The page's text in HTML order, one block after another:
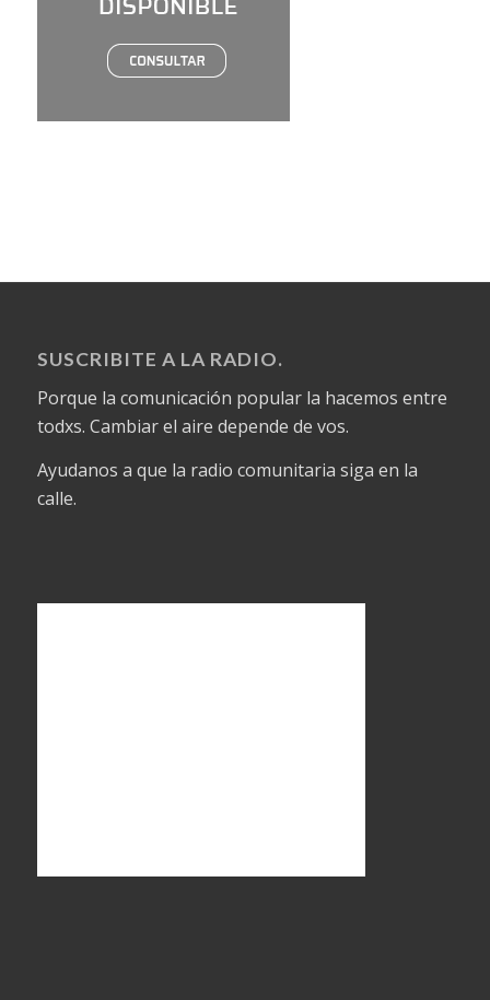
SUSCRIBITE A LA RADIO.
Porque la comunicación popular la hacemos entre
todxs. Cambiar el aire depende de vos.
Ayudanos a que la radio comunitaria siga en la
calle.